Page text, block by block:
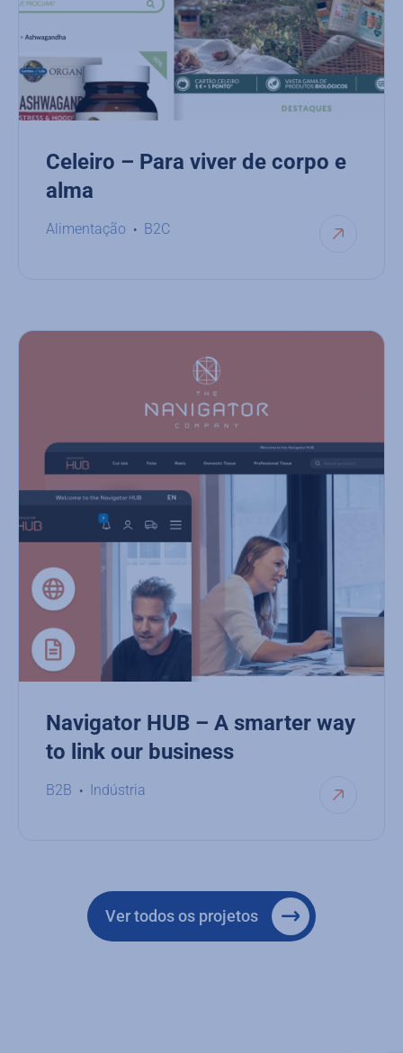
Alimentação B2C
Celeiro – Para viver de corpo e
alma
B2B Indústria
Navigator HUB – A smarter way
to link our business
Ver todos os projetos